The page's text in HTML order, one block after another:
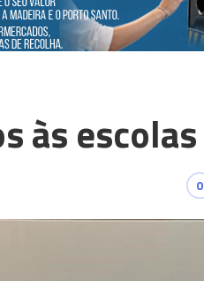
às escolas
0